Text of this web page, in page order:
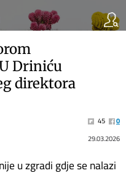
Driniću
direktora
45
0
29.03.2026
u zgradi gdje se nalazi